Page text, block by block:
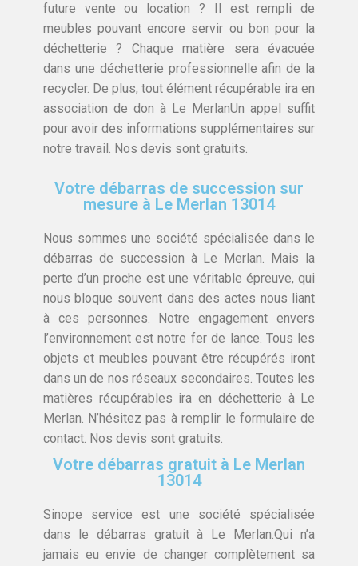
future vente ou location ? Il est rempli de
meubles pouvant encore servir ou bon pour la
déchetterie ? Chaque matière sera évacuée
dans une déchetterie professionnelle afin de la
recycler. De plus, tout élément récupérable ira en
association de don à Le MerlanUn appel suffit
pour avoir des informations supplémentaires sur
notre travail. Nos devis sont gratuits.
Votre débarras de succession sur
mesure à Le Merlan 13014
Nous sommes une société spécialisée dans le
débarras de succession à Le Merlan. Mais la
perte d’un proche est une véritable épreuve, qui
nous bloque souvent dans des actes nous liant
à ces personnes. Notre engagement envers
l’environnement est notre fer de lance. Tous les
objets et meubles pouvant être récupérés iront
dans un de nos réseaux secondaires. Toutes les
matières récupérables ira en déchetterie à Le
Merlan. N’hésitez pas à remplir le formulaire de
contact. Nos devis sont gratuits.
Votre débarras gratuit à Le Merlan
13014
Sinope service est une société spécialisée
dans le débarras gratuit à Le Merlan.Qui n’a
jamais eu envie de changer complètement sa